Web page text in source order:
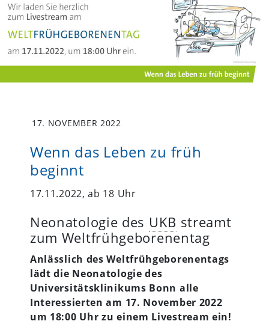
17. NOVEMBER 2022
Wenn das Leben zu früh
beginnt
17.11.2022, ab 18 Uhr
Neonatologie des UKB streamt
zum Weltfrühgeborenentag
Anlässlich des Weltfrühgeborenentags
lädt die Neonatologie des
Universitätsklinikums Bonn alle
Interessierten am 17. November 2022
um 18:00 Uhr zu einem Livestream ein!